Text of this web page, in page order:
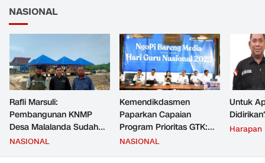
NASIONAL
Rafli Marsuli:
Pembangunan KNMP
Desa Malalanda Sudah
Mencapai 69 Persen dan
NASIONAL
Kemendikdasmen
Paparkan Capaian
Program Prioritas GTK:
Kompetensi Meningkat,
NASIONAL
Untuk
Harapan